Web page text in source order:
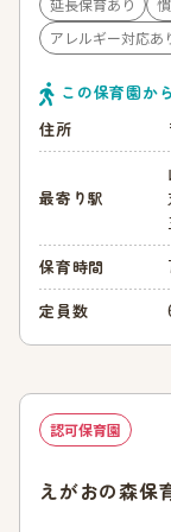
アレルギー対応あ
この保育園から
住所
最寄り駅
保育時間
定員数
認可保育園
えがおの森保